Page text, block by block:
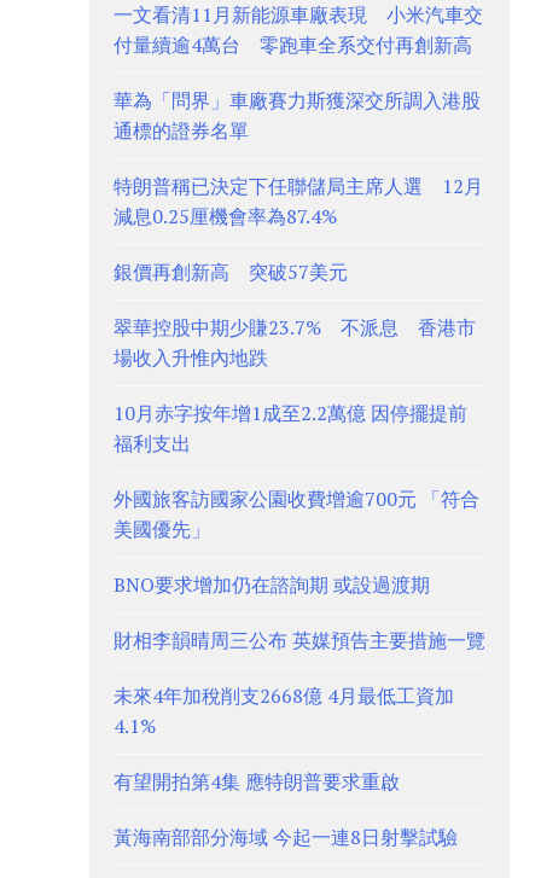
一文看清11月新能源車廠表現 小米汽車交
付量續逾4萬台 零跑車全系交付再創新高
華為「問界」車廠賽力斯獲深交所調入港股
通標的證券名單
特朗普稱已決定下任聯儲局主席人選 12月
減息0.25厘機會率為87.4%
銀價再創新高 突破57美元
翠華控股中期少賺23.7% 不派息 香港市
場收入升惟內地跌
10月赤字按年增1成至2.2萬億 因停擺提前
福利支出
外國旅客訪國家公園收費增逾700元 「符合
美國優先」
BNO要求增加仍在諮詢期 或設過渡期
財相李韻晴周三公布 英媒預告主要措施一覽
未來4年加稅削支2668億 4月最低工資加
4.1%
有望開拍第4集 應特朗普要求重啟
黃海南部部分海域 今起一連8日射擊試驗